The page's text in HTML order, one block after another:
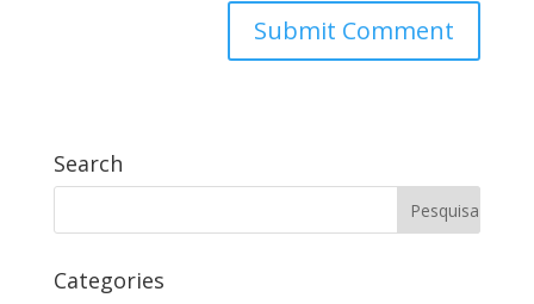
Search
Categories